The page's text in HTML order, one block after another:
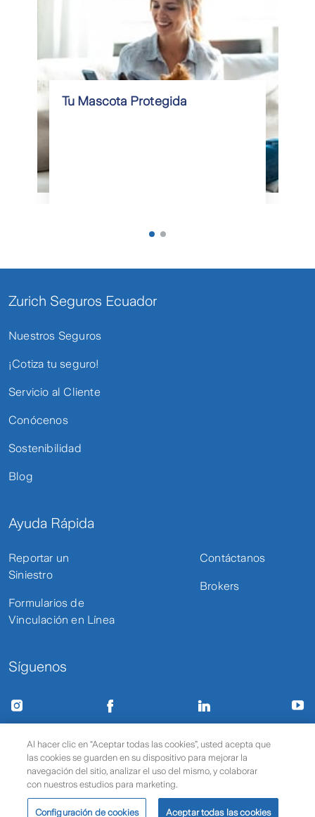
Tu Mascota Protegida
Zurich Seguros Ecuador
Nuestros Seguros
¡Cotiza tu seguro!
Servicio al Cliente
Conócenos
Sostenibilidad
Blog
Ayuda Rápida
Reportar un
Siniestro
Formularios de
Vinculación en Línea
Contáctanos
Brokers
Síguenos
Términos de uso y privacidad Protección de datos
Política de cookies © 2025 Zurich Seguros
Al hacer clic en “Aceptar todas las cookies”, usted acepta que
las cookies se guarden en su dispositivo para mejorar la
navegación del sitio, analizar el uso del mismo, y colaborar
con nuestros estudios para marketing.
Configuración de cookies Aceptar todas las cookies